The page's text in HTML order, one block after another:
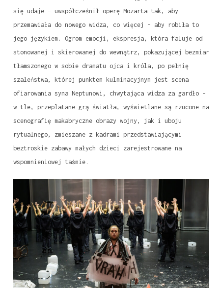
się udaje – uwspółcześnił operę Mozarta tak, aby
przemawiała do nowego widza, co więcej – aby robiła to
jego językiem. Ogrom emocji, ekspresja, która faluje od
stonowanej i skierowanej do wewnątrz, pokazującej bezmiar
tłamszonego w sobie dramatu ojca i króla, po pełnię
szaleństwa, której punktem kulminacyjnym jest scena
ofiarowania syna Neptunowi, chwytająca widza za gardło –
w tle, przeplatane grą światła, wyświetlane są rzucone na
scenografię makabryczne obrazy wojny, jak i uboju
rytualnego, zmieszane z kadrami przedstawiającymi
beztroskie zabawy małych dzieci zarejestrowane na
wspomnieniowej taśmie.